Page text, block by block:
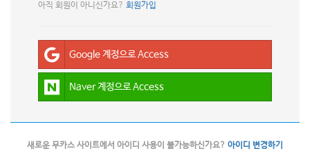
아직 회원이 아니신가요? 회원가입
Google 계정으로 Access
Naver 계정으로 Access
새로운 무카스 사이트에서 아이디 사용이 불가능하신가요? 아이디 변경하기